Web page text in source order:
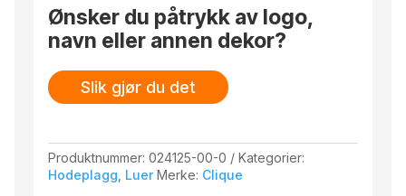
Ønsker du påtrykk av logo,
navn eller annen dekor?
Slik gjør du det
Produktnummer:024125-00-0
Kategorier:
Hodeplagg Luer Merke: Clique